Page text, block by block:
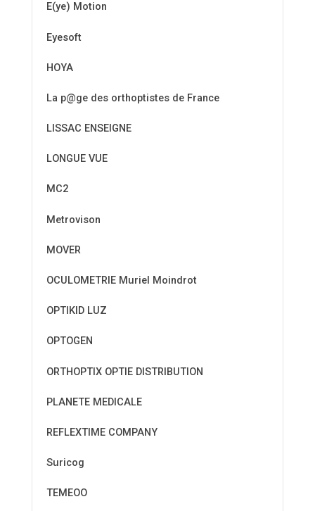
E(ye) Motion
Eyesoft
HOYA
La p@ge des orthoptistes de France
LISSAC ENSEIGNE
LONGUE VUE
MC2
Metrovison
MOVER
OCULOMETRIE Muriel Moindrot
OPTIKID LUZ
OPTOGEN
ORTHOPTIX OPTIE DISTRIBUTION
PLANETE MEDICALE
REFLEXTIME COMPANY
Suricog
TEMEOO